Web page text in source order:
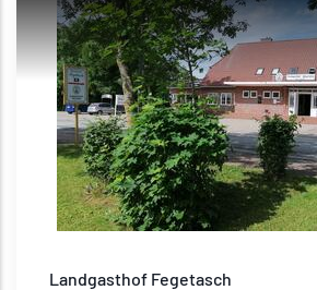
Landgasthof Fegetasch